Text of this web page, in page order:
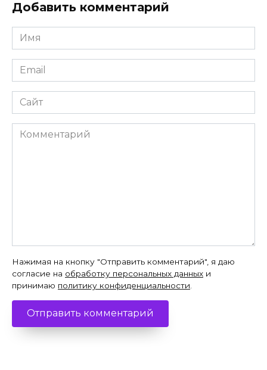
Добавить комментарий
Имя
*
Email
*
Сайт
Комментарий
Нажимая на кнопку "Отправить комментарий", я даю
согласие на обработку персональных данных и
принимаю политику конфиденциальности